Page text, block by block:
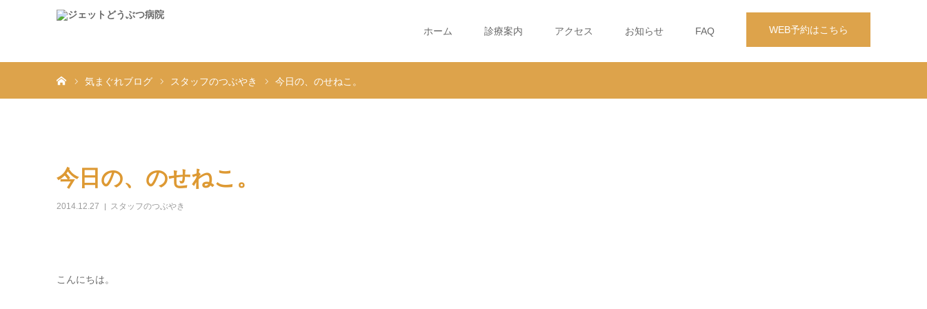
WEB予約はこちら
ホーム 診療案内 アクセス お知らせ FAQ
気まぐれブログ スタッフのつぶやき 今日の、のせねこ。
今日の、のせねこ。
2014.12.27 スタッフのつぶやき
こんにちは。